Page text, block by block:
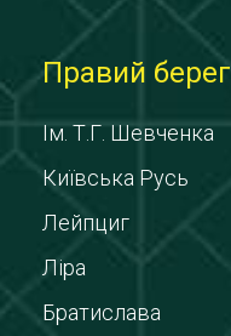
Правий берег
Ім. Т.Г. Шевченка
Київська Русь
Лейпциг
Ліра
Братислава